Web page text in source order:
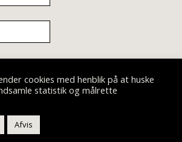
ved Sorte Hest © 2019
cookies med henblik på at huske
statistik og målrette
Afvis